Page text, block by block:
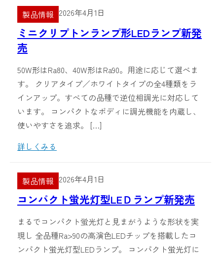
製品情報 2026年4月1日
ミニクリプトンランプ形LEDランプ新発
売
50W形はRa80、40W形はRa90。用途に応じて選べま
す。 クリアタイプ／ホワイトタイプの全4種類をラ
インアップ。すべての品種で逆位相調光に対応して
います。 コンパクトなボディに調光機能を内蔵し、
使いやすさを追求。 […]
詳しくみる
製品情報 2026年4月1日
コンパクト蛍光灯型LEＤランプ新発売
まるでコンパクト蛍光灯と見まがうような形状を実
現し 全品種Ra>90の高演色LEDチップを搭載したコ
ンパクト蛍光灯型LEDランプ。 コンパクト蛍光灯に